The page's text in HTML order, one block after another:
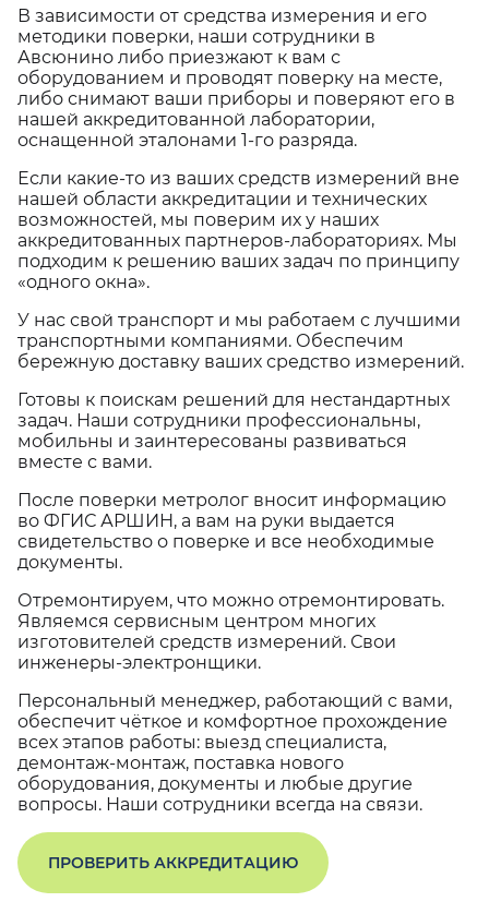
В зависимости от средства измерения и его
методики поверки, наши сотрудники в
Авсюнино либо приезжают к вам с
оборудованием и проводят поверку на месте,
либо снимают ваши приборы и поверяют его в
нашей аккредитованной лаборатории,
оснащенной эталонами 1-го разряда.
Если какие-то из ваших средств измерений вне
нашей области аккредитации и технических
возможностей, мы поверим их у наших
аккредитованных партнеров-лабораториях. Мы
подходим к решению ваших задач по принципу
«одного окна».
У нас свой транспорт и мы работаем с лучшими
транспортными компаниями. Обеспечим
бережную доставку ваших средство измерений.
Готовы к поискам решений для нестандартных
задач. Наши сотрудники профессиональны,
мобильны и заинтересованы развиваться
вместе с вами.
После поверки метролог вносит информацию
во ФГИС АРШИН, а вам на руки выдается
свидетельство о поверке и все необходимые
документы.
Отремонтируем, что можно отремонтировать.
Являемся сервисным центром многих
изготовителей средств измерений. Свои
инженеры-электронщики.
Персональный менеджер, работающий с вами,
обеспечит чёткое и комфортное прохождение
всех этапов работы: выезд специалиста,
демонтаж-монтаж, поставка нового
оборудования, документы и любые другие
вопросы. Наши сотрудники всегда на связи.
ПРОВЕРИТЬ АККРЕДИТАЦИЮ